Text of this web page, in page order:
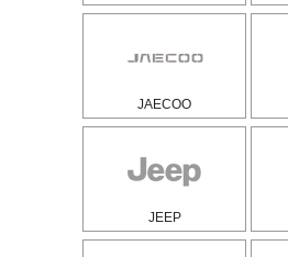
JAECOO
JEEP